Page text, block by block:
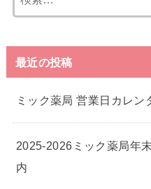
最近の投稿
ミック薬局 営業日カレン
2025-2026ミック薬局年
内